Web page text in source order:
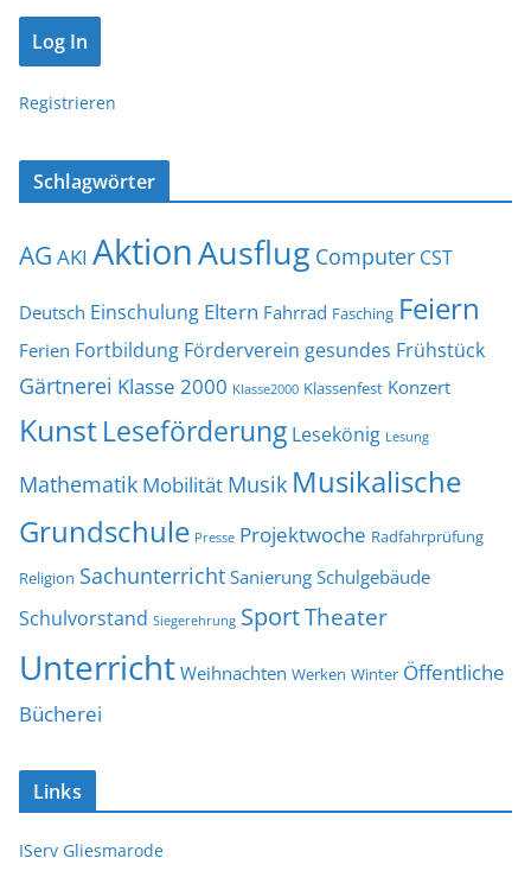
Registrieren
Schlagwörter
AG AKI AktionAusflug Computer CST
Deutsch Einschulung Eltern Fahrrad Fasching Feiern
Ferien Fortbildung Förderverein gesundes Frühstück
Gärtnerei Klasse 2000 Klasse2000 Klassenfest Konzert
KunstLeseförderung Lesekönig Lesung
Mathematik Mobilität Musik Musikalische
Grundschule Presse Projektwoche Radfahrprüfung
Religion Sachunterricht Sanierung Schulgebäude
Schulvorstand Siegerehrung SportTheater
Unterricht Weihnachten Werken Winter Öffentliche
Bücherei
Links
IServ Gliesmarode